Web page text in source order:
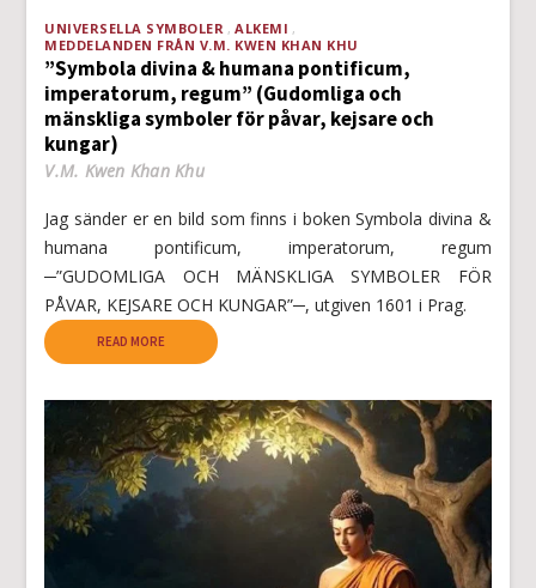
UNIVERSELLA SYMBOLER
ALKEMI
MEDDELANDEN FRÅN V.M. KWEN KHAN KHU
”Symbola divina & humana pontificum,
imperatorum, regum” (Gudomliga och
mänskliga symboler för påvar, kejsare och
kungar)
V.M. Kwen Khan Khu
Jag sänder er en bild som finns i boken Symbola divina &
humana pontificum, imperatorum, regum
─”GUDOMLIGA OCH MÄNSKLIGA SYMBOLER FÖR
PÅVAR, KEJSARE OCH KUNGAR”─, utgiven 1601 i Prag.
READ MORE